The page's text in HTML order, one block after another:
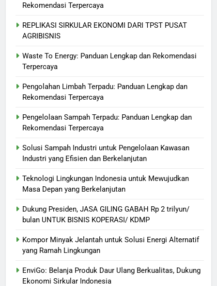
Rekomendasi Terpercaya
REPLIKASI SIRKULAR EKONOMI DARI TPST PUSAT
AGRIBISNIS
Waste To Energy: Panduan Lengkap dan Rekomendasi
Terpercaya
Pengolahan Limbah Terpadu: Panduan Lengkap dan
Rekomendasi Terpercaya
Pengelolaan Sampah Terpadu: Panduan Lengkap dan
Rekomendasi Terpercaya
Solusi Sampah Industri untuk Pengelolaan Kawasan
Industri yang Efisien dan Berkelanjutan
Teknologi Lingkungan Indonesia untuk Mewujudkan
Masa Depan yang Berkelanjutan
Dukung Presiden, JASA GILING GABAH Rp 2 trilyun/
bulan UNTUK BISNIS KOPERASI/ KDMP
Kompor Minyak Jelantah untuk Solusi Energi Alternatif
yang Ramah Lingkungan
EnviGo: Belanja Produk Daur Ulang Berkualitas, Dukung
Ekonomi Sirkular Indonesia